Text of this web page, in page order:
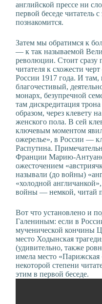
английской прессе ни
первой беседе читатель
познакомится.
Затем мы обратимся к
— к так называемой
революции. Стоит сразу
читателя к схожести
России 1917 года. И
благочестивый,
монарх, безупречной
там дискредитация
образом, через клевету
женского пола. В сей
ключевым моментом
ожерелье», в России —
Распутина.
Франции Марию-
ожесточением
называли (до войны)
«холодной
войны — немкой, читай
Вот что установлено и
Галениным: если в
мученической кончины
место Ходынская
(удивительно, также
имела место
некоторой степени
этим в первой беседе.